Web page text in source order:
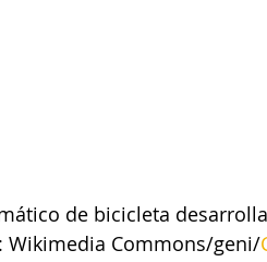
de bicicleta
Wikimedia Commons/geni/